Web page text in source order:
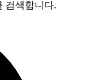
검색합니다.